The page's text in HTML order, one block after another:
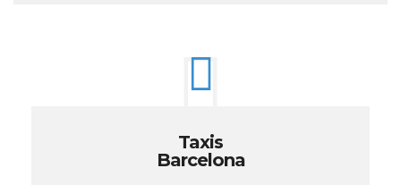
Taxis
Barcelona